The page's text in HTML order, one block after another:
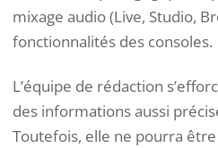
mixage audio (Live, Studio,
fonctionnalités des consoles.
L’équipe de rédaction
des informations aussi
Toutefois, elle ne pourra